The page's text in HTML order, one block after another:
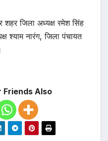
शहर जिला अध्यक्ष रमेश सिंह
श्याम नारंग, जिला पंचायत
Friends Also